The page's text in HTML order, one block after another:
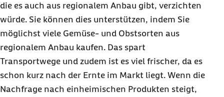
die es auch aus regionalem Anbau gibt, verzichten
würde. Sie können dies unterstützen, indem Sie
möglichst viele Gemüse- und Obstsorten aus
regionalem Anbau kaufen. Das spart
Transportwege und zudem ist es viel frischer, da es
schon kurz nach der Ernte im Markt liegt. Wenn die
Nachfrage nach einheimischen Produkten steigt,